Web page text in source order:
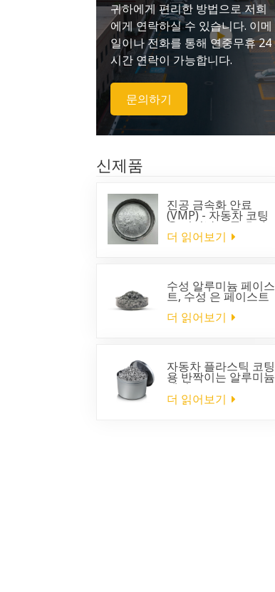
귀하에게 편리한 방법으로 저희
에게 연락하실 수 있습니다. 이메
일이나 전화를 통해 연중무휴 24
시간 연락이 가능합니다.
문의하기
신제품
진공 금속화 안료
(VMP) - 자동차 코팅
용 뛰어난 크롬 효과
더 읽어보기
수성 알루미늄 페이스
트, 수성 은 페이스트
더 읽어보기
자동차 플라스틱 코팅
용 반짝이는 알루미늄
페이스트
더 읽어보기